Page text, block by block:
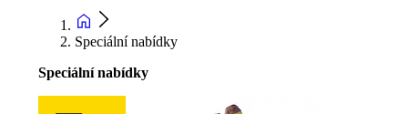
Speciální nabídky
Speciální nabídky